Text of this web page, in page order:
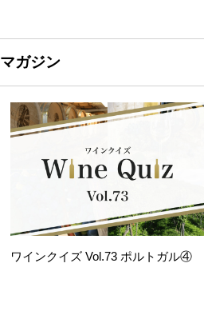
マガジン
ワインクイズ Vol.73 ポルトガル④